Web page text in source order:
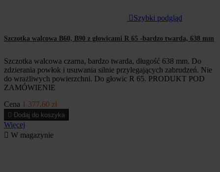
 Szybki podgląd
Szczotka walcowa B60, B90 z głowicami R 65 -bardzo twarda, 638 mm
Szczotka walcowa czarna, bardzo twarda, długość 638 mm. Do
zdzierania powłok i usuwania silnie przylegających zabrudzeń. Nie
do wrażliwych powierzchni. Do głowic R 65. PRODUKT POD
ZAMÓWIENIE
Cena 1 377,60 zł
 Dodaj do koszyka
Więcej
 W magazynie